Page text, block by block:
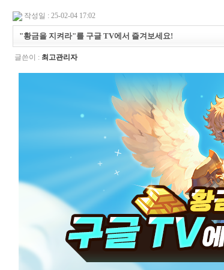
작성일 : 25-02-04 17:02
"황금을 지켜라"를 구글 TV에서 즐겨보세요!
글쓴이 : 최고관리자